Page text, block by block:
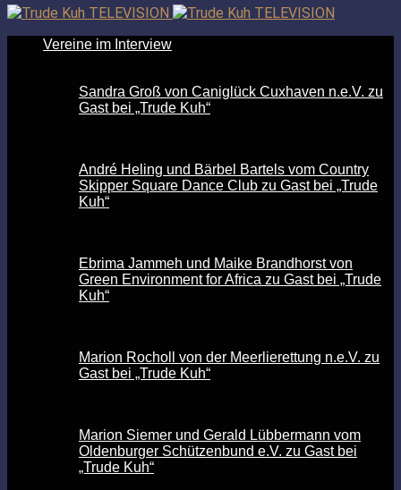
Vereine im Interview
Sandra Groß von Caniglück Cuxhaven n.e.V. zu
Gast bei „Trude Kuh“
André Heling und Bärbel Bartels vom Country
Skipper Square Dance Club zu Gast bei „Trude
Kuh“
Ebrima Jammeh und Maike Brandhorst von
Green Environment for Africa zu Gast bei „Trude
Kuh“
Marion Rocholl von der Meerlierettung n.e.V. zu
Gast bei „Trude Kuh“
Marion Siemer und Gerald Lübbermann vom
Oldenburger Schützenbund e.V. zu Gast bei
„Trude Kuh“